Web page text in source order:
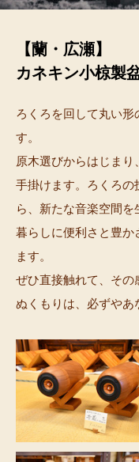
【蘭・広瀬】
カネキン小椋製
ろくろを回して丸い形
す。
原木選びからはじま
手掛けます。ろくろ
ら、新たな音楽空間
暮らしに便利さと豊か
ます。
ぜひ直接触れて、その
ぬくもりは、必ずやあ